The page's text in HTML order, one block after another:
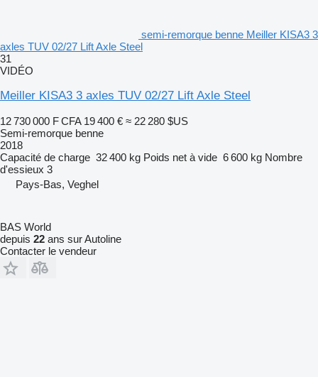
semi-remorque benne Meiller KISA3 3
axles TUV 02/27 Lift Axle Steel
31
VIDÉO
Meiller KISA3 3 axles TUV 02/27 Lift Axle Steel
12 730 000 F CFA 19 400 € ≈ 22 280 $US
Semi-remorque benne
2018
Capacité de charge 32 400 kg Poids net à vide 6 600 kg Nombre
d'essieux 3
Pays-Bas, Veghel
BAS World
depuis 22 ans sur Autoline
Contacter le vendeur